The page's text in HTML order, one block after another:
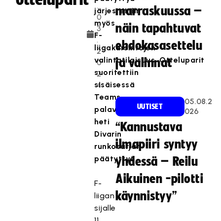
.
0
3
.
2
0
2
4
järjestettiin
myös
F-
liigakarsintojen
valintatilaisuus. Otteluparit
suoritettiin
sisäisessä
Teams-
palaverissä
heti
Divarin
runkosarjan
päätyttyä.
F-
liigan
sijalle
marraskuussa –
näin tapahtuvat
ehdokasasettelu
ja valinnat
UUTISET
05.08.2
026
“Kannustava
ilmapiiri syntyy
yhdessä – Reilu
Aikuinen -pilotti
käynnistyy”